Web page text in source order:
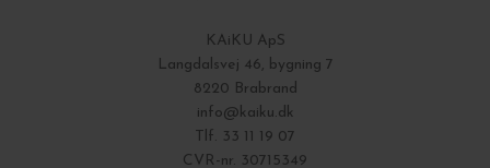
KAiKU ApS
Langdalsvej 46, bygning 7
8220 Brabrand
info@kaiku.dk
Tlf. 33 11 19 07
CVR-nr. 30715349